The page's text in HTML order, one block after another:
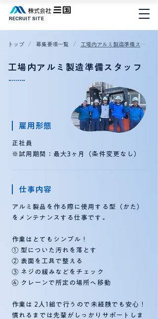
RECRUIT SITE
トップ / 募集要項一覧 / 工場内アルミ製造準備スタッフ
工場内アルミ製造準備スタッフ
雇用形態
正社員
※試用期間：最大3ヶ月（条件変更なし）
仕事内容
アルミ製品を作る際に使用する型（かた）
をメンテナンスする仕事です。
作業はとてもシンプル！
① 型についた汚れを落とす
② 表面を工具で整える
③ ネジの緩みなどをチェック
④ クレーンで所定の場所へ移動
作業は 2人1組で行うので未経験でも安心！
慣れるまでは先輩がしっかりサポートしま